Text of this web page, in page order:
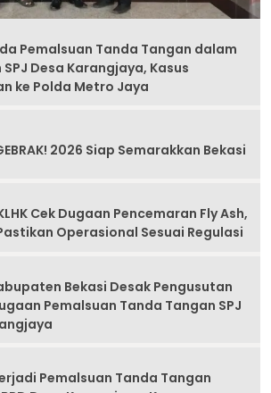
Pemalsuan Tanda Tangan dalam
Desa Karangjaya, Kasus
ke Polda Metro Jaya
2026 Siap Semarakkan Bekasi
Cek Dugaan Pencemaran Fly Ash,
Operasional Sesuai Regulasi
Bekasi Desak Pengusutan
Pemalsuan Tanda Tangan SPJ
Pemalsuan Tanda Tangan